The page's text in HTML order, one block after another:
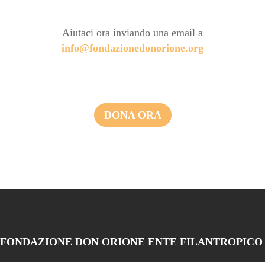
Aiutaci ora inviando una email a
info@fondazionedonorione.org
DONA ORA
FONDAZIONE DON ORIONE ENTE FILANTROPICO